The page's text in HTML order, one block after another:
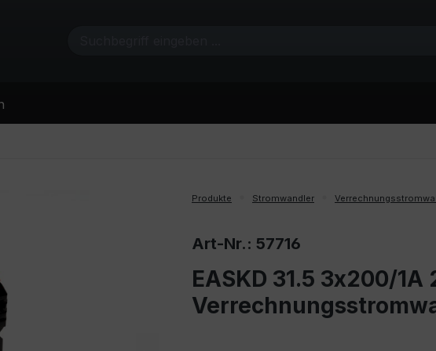
Produkte Stromwandler
Art-Nr.: 57716
EASKD 31.5 3x200/1A